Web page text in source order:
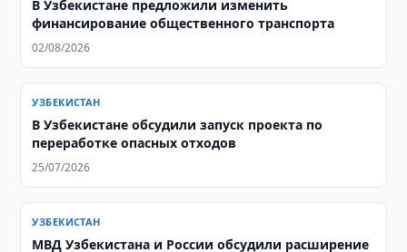
В Узбекистане предложили изменить
финансирование общественного транспорта
02/08/2026
УЗБЕКИСТАН
В Узбекистане обсудили запуск проекта по
переработке опасных отходов
25/07/2026
УЗБЕКИСТАН
МВД Узбекистана и России обсудили расширение